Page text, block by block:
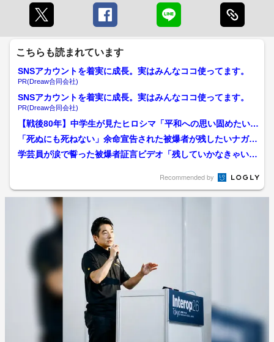
こちらも読まれています
SNSアカウントを着実に成長。実はみんなココ使ってます。
PR(Dreaw合同会社)
SNSアカウントを着実に成長。実はみんなココ使ってます。
PR(Dreaw合同会社)
【戦後80年】中学生が見たヒロシマ「平和への思い固めたい」
記憶や教訓の継承が課題...
「死ぬにも死ねない」余命宣告された被爆者が残したいナガサ
キの記憶 — 肺がん告知...
学芸員が涙で誓った被爆者証言ビデオ「残していかなきゃいけ
Recommended by